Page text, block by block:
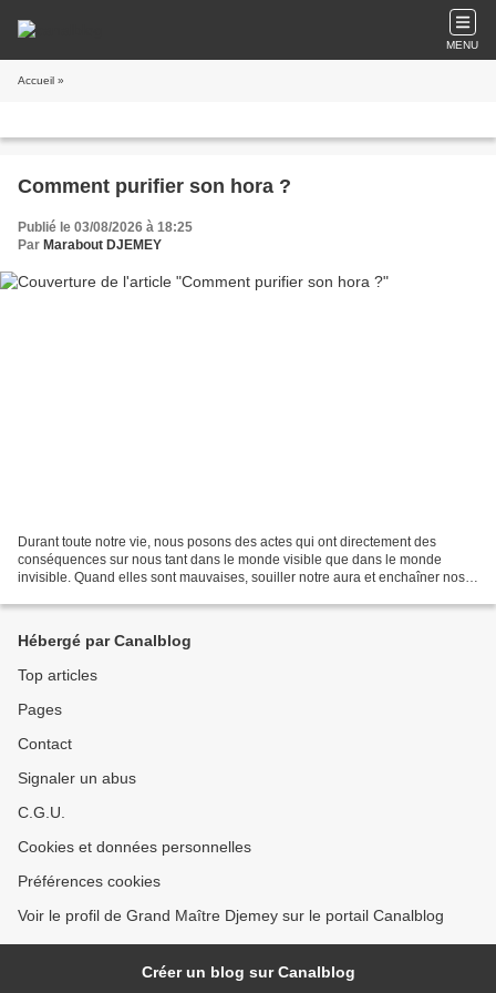
MENU
Accueil »
Comment purifier son hora ?
Publié le 03/08/2026 à 18:25
Par Marabout DJEMEY
Durant toute notre vie, nous posons des actes qui ont directement des
conséquences sur nous tant dans le monde visible que dans le monde
invisible. Quand elles sont mauvaises, souiller notre aura et enchaîner nos
Hébergé par Canalblog
Top articles
Pages
Contact
Signaler un abus
C.G.U.
Cookies et données personnelles
Préférences cookies
Voir le profil de Grand Maître Djemey sur le portail Canalblog
Créer un blog sur Canalblog